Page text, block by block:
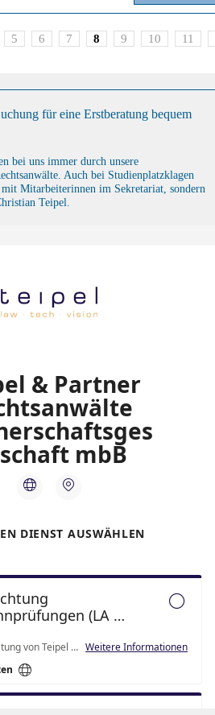
5 6 7 8 9 10 11
für eine Erstberatung bequem
bei uns immer durch unsere
Auch bei Studienplatzklagen
Mitarbeiterinnen im Sekretariat, sondern
Teipel.